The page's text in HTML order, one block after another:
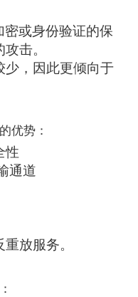
或身份验证的保
击。
少，因此更倾向于
优势：
性
通道
放服务。